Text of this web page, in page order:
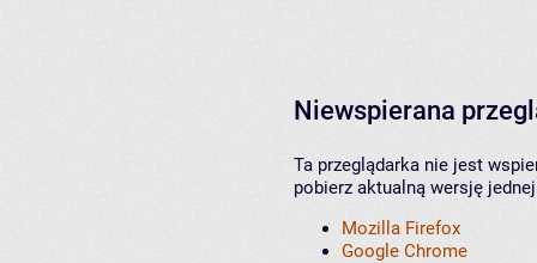
Niewspierana
Ta przeglądarka nie jest
pobierz aktualną wersję
Mozilla Firefox
Google Chrome